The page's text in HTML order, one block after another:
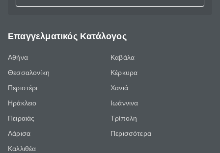
Επαγγελματικός Κατάλογος
Αθήνα
Θεσσαλονίκη
Περιστέρι
Ηράκλειο
Πειραιάς
Λάρισα
Καλλιθέα
Καβάλα
Κέρκυρα
Χανιά
Ιωάννινα
Τρίπολη
Περισσότερα